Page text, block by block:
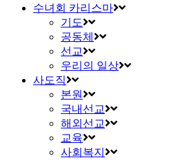
수녀회 카리스마
기도
공동체
선교
우리의 일상
사도직
본원
국내선교
해외선교
교육
사회복지